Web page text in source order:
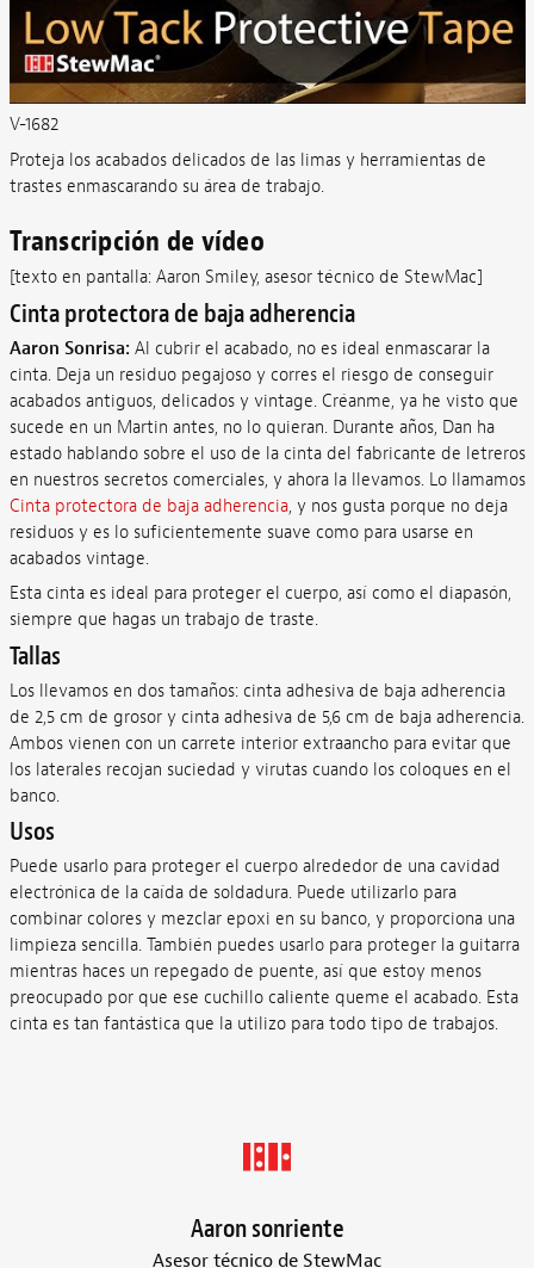
V-1682
Proteja los acabados delicados de las limas y herramientas de
trastes enmascarando su área de trabajo.
Transcripción de vídeo
[texto en pantalla: Aaron Smiley, asesor técnico de StewMac]
Cinta protectora de baja adherencia
Aaron Sonrisa: Al cubrir el acabado, no es ideal enmascarar la
cinta. Deja un residuo pegajoso y corres el riesgo de conseguir
acabados antiguos, delicados y vintage. Créanme, ya he visto que
sucede en un Martin antes, no lo quieran. Durante años, Dan ha
estado hablando sobre el uso de la cinta del fabricante de letreros
en nuestros secretos comerciales, y ahora la llevamos. Lo llamamos
Cinta protectora de baja adherencia, y nos gusta porque no deja
residuos y es lo suficientemente suave como para usarse en
acabados vintage.
Esta cinta es ideal para proteger el cuerpo, así como el diapasón,
siempre que hagas un trabajo de traste.
Tallas
Los llevamos en dos tamaños: cinta adhesiva de baja adherencia
de 2,5 cm de grosor y cinta adhesiva de 5,6 cm de baja adherencia.
Ambos vienen con un carrete interior extraancho para evitar que
los laterales recojan suciedad y virutas cuando los coloques en el
banco.
Usos
Puede usarlo para proteger el cuerpo alrededor de una cavidad
electrónica de la caída de soldadura. Puede utilizarlo para
combinar colores y mezclar epoxi en su banco, y proporciona una
limpieza sencilla. También puedes usarlo para proteger la guitarra
mientras haces un repegado de puente, así que estoy menos
preocupado por que ese cuchillo caliente queme el acabado. Esta
cinta es tan fantástica que la utilizo para todo tipo de trabajos.
Aaron sonriente
Asesor técnico de StewMac